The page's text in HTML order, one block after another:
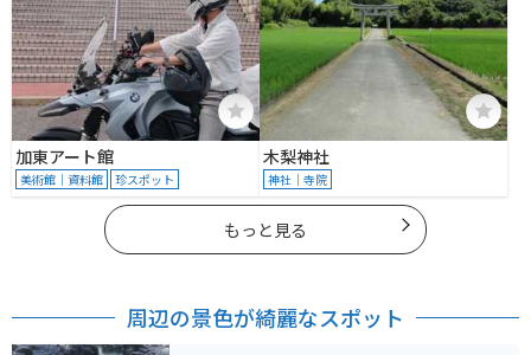
加東アート館
美術館｜資料館 珍スポット
木梨神社
神社｜寺院
もっと見る
周辺の景色が綺麗なスポット